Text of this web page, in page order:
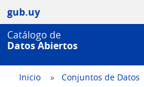
gub.uy
Catálogo de
Datos Abiertos
Inicio Conjuntos de Datos